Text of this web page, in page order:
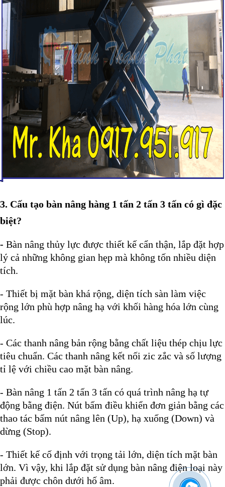
3. Cấu tạo bàn nâng hàng 1 tấn 2 tấn 3 tấn có gì đặc
biệt?
- Bàn nâng thủy lực được thiết kế cẩn thận, lắp đặt hợp
lý cả những không gian hẹp mà không tốn nhiều diện
tích.
- Thiết bị mặt bàn khá rộng, diện tích sàn làm việc
rộng lớn phù hợp nâng hạ với khối hàng hóa lớn cùng
lúc.
- Các thanh nâng bản rộng bằng chất liệu thép chịu lực
tiêu chuẩn. Các thanh nâng kết nối zic zắc và số lượng
tỉ lệ với chiều cao mặt bàn nâng.
- Bàn nâng 1 tấn 2 tấn 3 tấn có quá trình nâng hạ tự
động bằng điện. Nút bấm điều khiển đơn giản bằng các
thao tác bấm nút nâng lên (Up), hạ xuống (Down) và
dừng (Stop).
- Thiết kế cố định với trọng tải lớn, diện tích mặt bàn
lớn. Vì vậy, khi lắp đặt sử dụng bàn nâng điện loại này
phải được chôn dưới hố âm.